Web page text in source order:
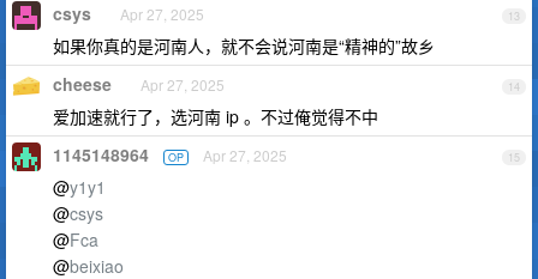
13
csys Apr 27, 2025
如果你真的是河南人，就不会说河南是“精神的”故乡
14
cheese Apr 27, 2025
爱加速就行了，选河南 ip 。不过俺觉得不中
15
1145148964 OP Apr 27, 2025
@y1y1
@csys
@Fca
@beixiao